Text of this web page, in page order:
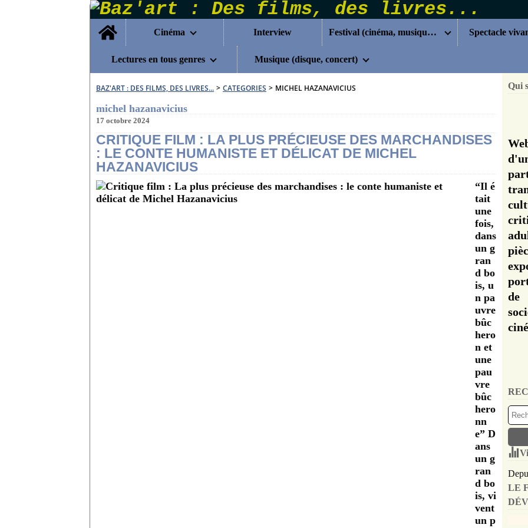
Home
Cinéma
Interview Festival (cinéma, musique...) Spectacle
Lectures en tous genres Musique (disque, concert)
BAZ'ART : DES FILMS, DES LIVRES... > CATEGORIES > MICHEL HAZANAVICIUS
michel hazanavicius
17 octobre 2024
CRITIQUE FILM : LA PLUS PRÉCIEUSE DES MARCHANDISES
: LE CONTE HUMANISTE ET DÉLICAT DE MICHEL
HAZANAVICIUS
“Il é
tait
une
fois,
dans
un g
ran
d bo
is, u
n pa
uvre
bûc
hero
n et
une
pau
vre
bûc
hero
nn
e” D
ans
un g
ran
d bo
is, vi
vent
un p
Qui
de
LE